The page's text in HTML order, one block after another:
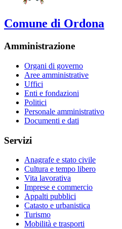
Comune di Ordona
Amministrazione
Organi di governo
Aree amministrative
Uffici
Enti e fondazioni
Politici
Personale amministrativo
Documenti e dati
Servizi
Anagrafe e stato civile
Cultura e tempo libero
Vita lavorativa
Imprese e commercio
Appalti pubblici
Catasto e urbanistica
Turismo
Mobilità e trasporti